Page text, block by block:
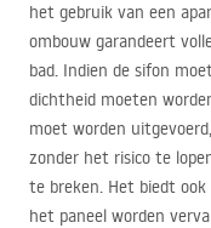
het gebruik van een
ombouw garandeert
bad. Indien de sifon
dichtheid moeten
moet worden
zonder het risico te
te breken. Het biedt
het paneel worden